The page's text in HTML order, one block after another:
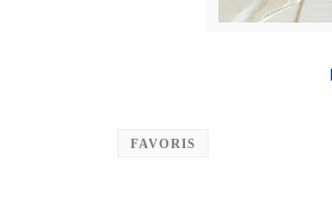
FAVORIS